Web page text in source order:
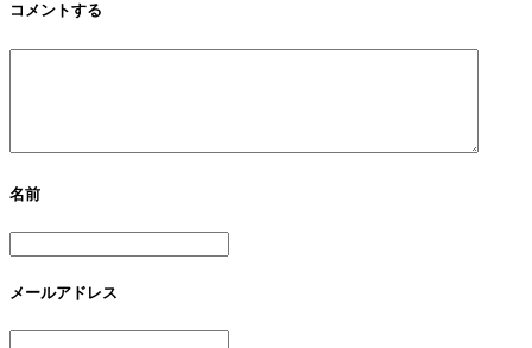
コメントする
名前
メールアドレス